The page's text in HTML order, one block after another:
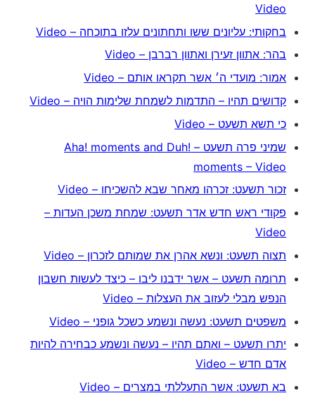
Video
בחקותי: עליונים ששו ותחתונים עלזו בתוכחה – Video
בהר: אתוון זעירן ואתוון רברבן – Video
אמור: מועדי ה׳ אשר תקראו אותם – Video
קדושים תהיו – התדמות לשמחת שלימות הויה – Video
כי תשא תשעט – Video
שמיני פרה תשעט – Aha! moments and Duh!
moments – Video
זכור תשעט: זכרהו מאחר שבא להשכיחו – Video
פקודי ראש חדש אדר תשעט: שמחת משכן העדות –
Video
תצוה תשעט: ונשא אהרן את שמותם לזכרון – Video
תרומה תשעט – אשר ידבנו ליבו – כיצד לעשות חשבון
הנפש מבלי לעזוב את העצלות – Video
משפטים תשעט: נעשה ונשמע כשכל גופני – Video
יתרו תשעט – ואתם תהיו – נעשה ונשמע כבחירה להיות
אדם חדש – Video
בא תשעט: אשר התעללתי במצרים – Video